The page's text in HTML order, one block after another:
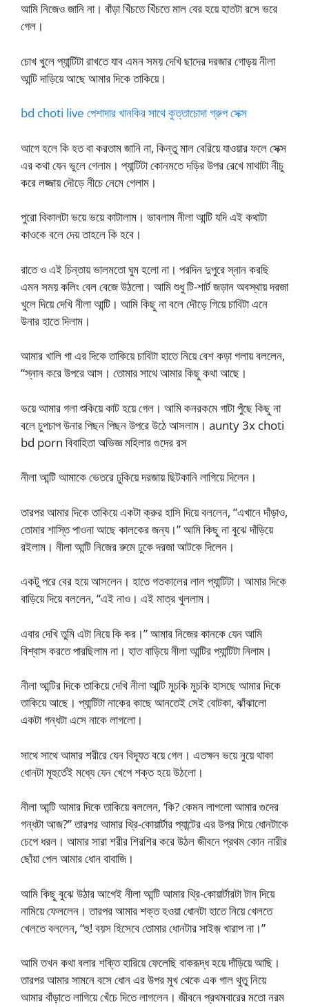
আমি নিজেও জানি না। বাঁড়া খিঁচতে খিঁচতে মাল বের হয়ে হাতটা রসে ভরে
গেল।
চোখ খুলে প্যান্টিটা রাখতে যাব এমন সময় দেখি ছাদের দরজার গোড়য় নীলা
আন্টি দাড়িয়ে আছে আমার দিকে তাকিয়ে।
bd choti live পেশাদার খানকির সাথে কুত্তাচোদা গ্রুপ সেক্স
আগে হলে কি হত বা করতাম জানি না, কিন্তু মাল বেরিয়ে যাওয়ার ফলে সেক্স
এর কথা যেন ভুলে গেলাম। প্যান্টিটা কোনমতে দড়ির উপর রেখে মাথাটা নীচু
করে লজ্জায় দৌড়ে নীচে নেমে গেলাম।
পুরো বিকালটা ভয়ে ভয়ে কাটালাম। ভাবলাম নীলা আন্টি যদি এই কথাটা
কাওকে বলে দেয় তাহলে কি হবে।
রাতে ও এই চিন্তায় ভালমতো ঘুম হলো না। পরদিন দুপুরে স্নান করছি
এমন সময় কলিং বেল বেজে উঠলো। আমি শুধু টি-শার্ট জড়ান অবস্থায় দরজা
খুলে দিয়ে দেখি নীলা আন্টি। আমি কিছু না বলে দৌড়ে গিয়ে চাবিটা এনে
উনার হাতে দিলাম।
আমার খালি গা এর দিকে তাকিয়ে চাবিটা হাতে নিয়ে বেশ কড়া গলায় বললেন,
“স্নান করে উপরে আস। তোমার সাথে আমার কিছু কথা আছে।
ভয়ে আমার গলা শুকিয়ে কাট হয়ে গেল। আমি কনরকমে গাটা পুঁছে কিছু না
বলে চুপচাপ উনার পিছন পিছন উপরে উঠে আসলাম। aunty 3x choti
bd porn বিবাহিতা অভিজ্ঞ মহিলার গুদের রস
নীলা আন্টি আমাকে ভেতরে ঢুকিয়ে দরজায় ছিটকানি লাগিয়ে দিলেন।
তারপর আমার দিকে তাকিয়ে একটা ক্রুর হাসি দিয়ে বললেন, “এখানে দাঁড়াও,
তোমার শাস্তি পাওনা আছে কালকের জন্য।” আমি কিছু না বুঝে দাঁড়িয়ে
রইলাম। নীলা আন্টি নিজের রুমে ঢুকে দরজা আটকে দিলেন।
একটু পরে বের হয়ে আসলেন। হাতে গতকালের লাল প্যান্টিটা। আমার দিকে
বাড়িয়ে দিয়ে বললেন, “এই নাও। এই মাত্র খুললাম।
এবার দেখি তুমি এটা নিয়ে কি কর।” আমার নিজের কানকে যেন আমি
বিশ্বাস করতে পারছিলাম না। হাত বাড়িয়ে নীলা আন্টির প্যান্টিটা নিলাম।
নীলা আন্টির দিকে তাকিয়ে দেখি নীলা আন্টি মুচকি মুচকি হাসছে আমার দিকে
তাকিয়ে আছে। প্যান্টিটা নাকের কাছে আনতেই সেই বোটকা, ঝাঁঝালো
একটা গন্ধটা এসে নাকে লাগলো।
সাথে সাথে আমার শরীরে যেন বিদ্যূত বয়ে গেল। এতক্ষন ভয়ে নুয়ে থাকা
ধোনটা মূহুর্তেই মধ্যে যেন খেপে শক্ত হয়ে উঠলো।
নীলা আন্টি আমার দিকে তাকিয়ে বললেন, ‘কি? কেমন লাগলো আমার গুদের
গন্ধটা আজ?” তারপর আমার থ্রি-কোয়ার্টার প্যান্টের এর উপর দিয়ে ধোনটাকে
চেপে ধরল। আমার সারা শরীর শিরশির করে উঠল জীবনে প্রথম কোন নারীর
ছোঁয়া পেল আমার ধোন বাবাজি।
আমি কিছু বুঝে উঠার আগেই নীলা আন্টি আমার থ্রি-কোয়ার্টারটা টান দিয়ে
নামিয়ে ফেললেন। তারপর আমার শক্ত হওয়া ধোনটা হাতে নিয়ে খেলতে
খেলতে বললেন, “হু! বয়স হিসেবে তোমার ধোনটার সাইজ় খারাপ না।”
আমি তখন কথা বলার শক্তি হারিয়ে ফেলেছি বাকরূদ্ধ হয়ে দাঁড়িয়ে আছি।
তারপর আমার সামনে বসে ধোন এর উপর মুখ থেকে এক গাল থুতু নিয়ে
আমার বাঁড়াতে লাগিয়ে খেঁচে দিতে লাগলেন। জীবনে প্রথমবারের মতো নরম